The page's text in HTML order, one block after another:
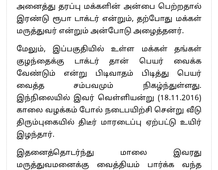
அனைத்து தரப்பு மக்களின் அன்பை பெற்றதால்
இரண்டு ரூபா டாக்டர் என்றும், தற்போது மக்கள்
மருத்துவர் என்றும் அன்போடு அழைத்தனர்.
மேலும், இப்பகுதியில் உள்ள மக்கள் தங்கள்
குழந்தைக்கு டாக்டர் தான் பெயர் வைக்க
வேண்டும் என்று பிடிவாதம் பிடித்து பெயர்
வைத்த சம்பவமும் நிகழ்ந்துள்ளது.
இந்நிலையில் இவர் வெள்ளியன்று (18.11.2016)
காலை வழக்கம் போல் நடைபயிற்சி சென்று வீடு
திரும்புகையில் திடீர் மாரடைப்பு ஏற்பட்டு உயிர்
இழந்தார்.
இதனைத்தொடர்ந்து மாலை இவரது
மருத்துவமனைக்கு வைத்தியம் பார்க்க வந்த